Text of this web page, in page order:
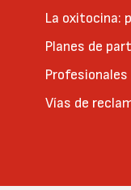
La oxitocina:
Planes de
Profesionales
Vías de